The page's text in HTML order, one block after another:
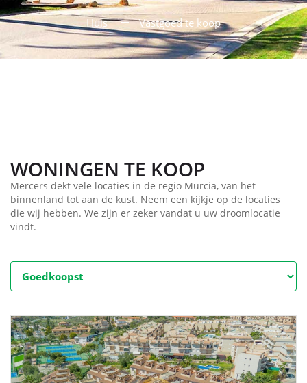
Huis Vastgoed te koop
WONINGEN TE KOOP
Mercers dekt vele locaties in de regio Murcia, van het
binnenland tot aan de kust. Neem een kijkje op de locaties
die wij hebben. We zijn er zeker vandat u uw droomlocatie
vindt.